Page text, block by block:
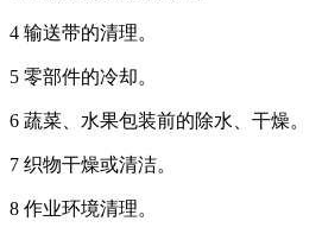
4 输送带的清理。
5 零部件的冷却。
6 蔬菜、水果包装前的除水、干燥。
7 织物干燥或清洁。
8 作业环境清理。